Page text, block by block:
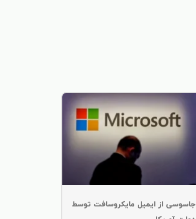
جاسوسی از ایمیل‌ مایکروسافت توسط